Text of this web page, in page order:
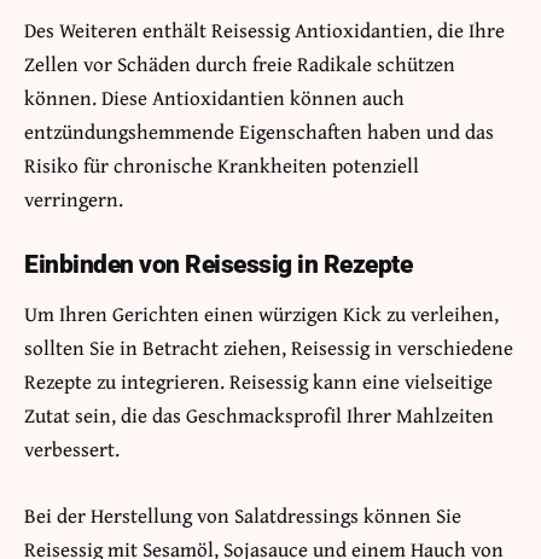
Des Weiteren enthält Reisessig Antioxidantien, die Ihre
Zellen vor Schäden durch freie Radikale schützen
können. Diese Antioxidantien können auch
entzündungshemmende Eigenschaften haben und das
Risiko für chronische Krankheiten potenziell
verringern.
Einbinden von Reisessig in Rezepte
Um Ihren Gerichten einen würzigen Kick zu verleihen,
sollten Sie in Betracht ziehen, Reisessig in verschiedene
Rezepte zu integrieren. Reisessig kann eine vielseitige
Zutat sein, die das Geschmacksprofil Ihrer Mahlzeiten
verbessert.
Bei der Herstellung von Salatdressings können Sie
Reisessig mit Sesamöl, Sojasauce und einem Hauch von